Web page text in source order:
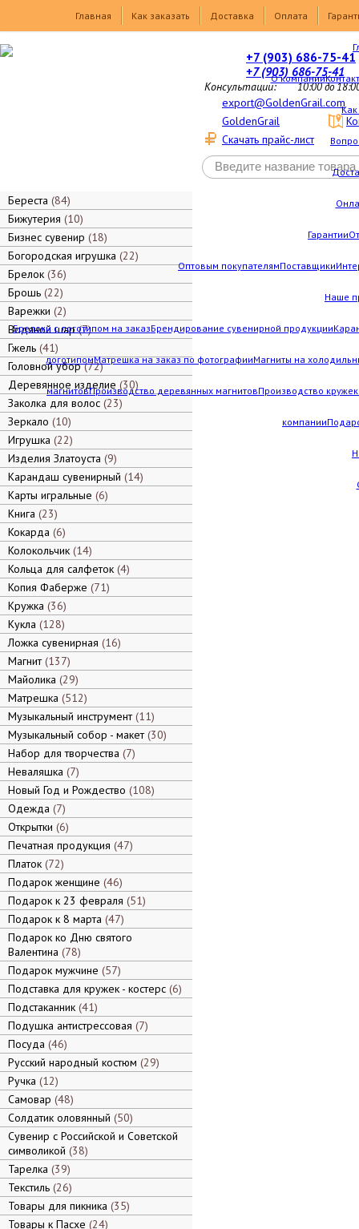
Главная
Как заказать Доставка Оплата
О компании
Как
Гарантии
Оптовым покупателямПоставщики
Наше
Брелоки с логотипом на заказБрендирование сувенирной продукции
логотипомМатрешка на заказ по фотографииМагниты на
магнитовПроизводство деревянных магнитовПроизводство
компании
+7 (903) 686-75-41
+7 (903) 686-75-41
Консультации: 10:00 до
export@GoldenGrail.com
GoldenGrail
Скачать прайс-лист
Береста 84
Бижутерия 10
Бизнес сувенир 18
Богородская игрушка 22
Брелок 36
Брошь 22
Варежки 2
Водяной шар 7
Гжель 41
Головной убор 72
Деревянное изделие 30
Заколка для волос 23
Зеркало 10
Игрушка 22
Изделия Златоуста 9
Карандаш сувенирный 14
Карты игральные 6
Книга 23
Кокарда 6
Колокольчик 14
Кольца для салфеток 4
Копия Фаберже 71
Кружка 36
Кукла 128
Ложка сувенирная 16
Магнит 137
Майолика 29
Матрешка 512
Музыкальный инструмент 11
Музыкальный собор - макет 30
Набор для творчества 7
Неваляшка 7
Новый Год и Рождество 108
Одежда 7
Открытки 6
Печатная продукция 47
Платок 72
Подарок женщине 46
Подарок к 23 февраля 51
Подарок к 8 марта 47
Подарок ко Дню святого
Валентина 78
Подарок мужчине 57
Подставка для кружек - костерс 6
Подстаканник 41
Подушка антистрессовая 7
Посуда 46
Русский народный костюм 29
Ручка 12
Самовар 48
Солдатик оловянный 50
Сувенир с Российской и Советской
символикой 38
Тарелка 39
Текстиль 26
Товары для пикника 35
Товары к Пасхе 24